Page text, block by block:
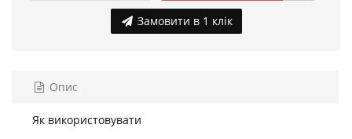
Замовити в 1 клік
Опис
Як використовувати